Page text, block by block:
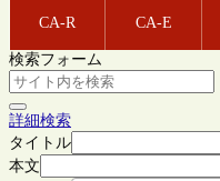
CA-R CA-E
検索フォーム
詳細検索
タイトル
本文